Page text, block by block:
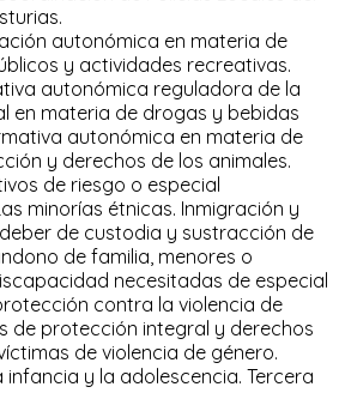
autonómica en materia de
y actividades recreativas.
autonómica reguladora de la
en materia de drogas y bebidas
autonómica en materia de
y derechos de los animales.
de riesgo o especial
minorías étnicas. Inmigración y
de custodia y sustracción de
de familia, menores o
necesitadas de especial
contra la violencia de
de protección integral y derechos
de violencia de género.
infancia y la adolescencia. Tercera